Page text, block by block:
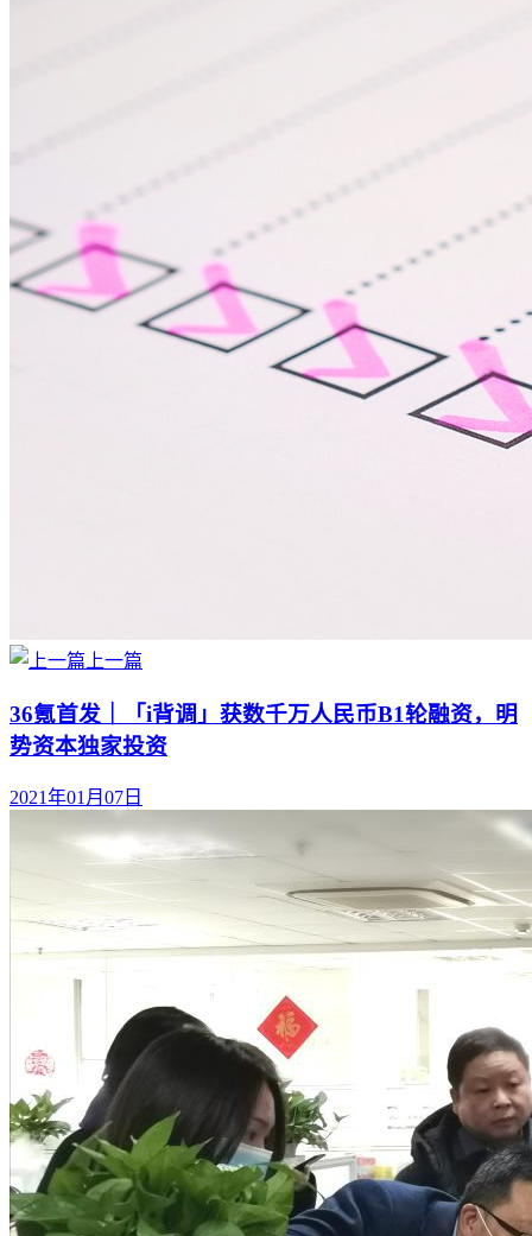
上一篇
36氪首发｜「i背调」获数千万人民币B1轮融资，明
势资本独家投资
2021年01月07日